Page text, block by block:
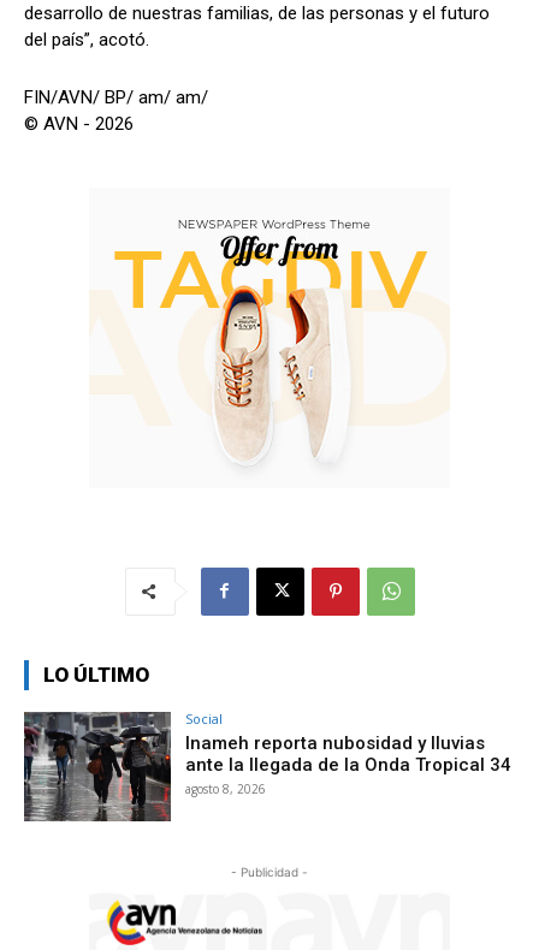
desarrollo de nuestras familias, de las personas y el futuro
del país”, acotó.
FIN/AVN/ BP/ am/ am/
© AVN - 2026
LO ÚLTIMO
Social
Inameh reporta nubosidad y lluvias
ante la llegada de la Onda Tropical 34
agosto 8, 2026
- Publicidad -